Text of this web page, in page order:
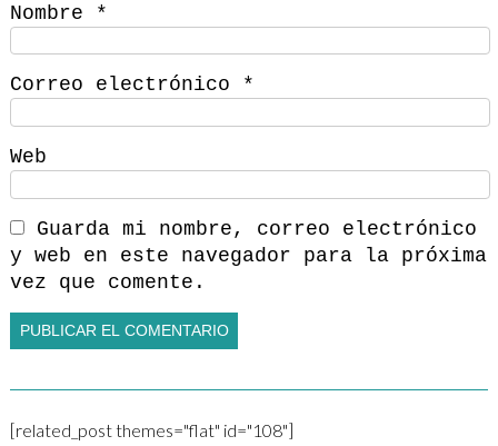
Nombre *
Correo electrónico *
Web
Guarda mi nombre, correo electrónico
y web en este navegador para la próxima
vez que comente.
[related_post themes="flat" id="108"]